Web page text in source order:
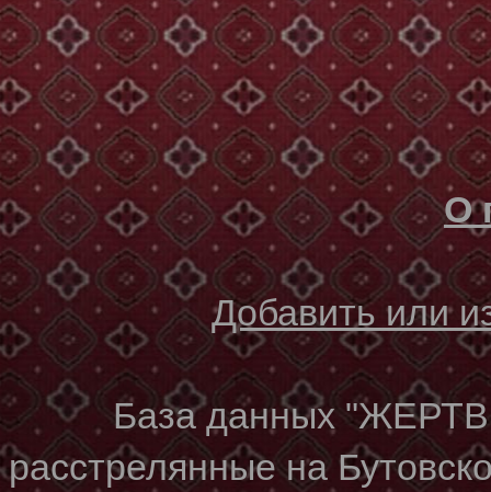
О
Добавить или
База данных
расстрелянные на